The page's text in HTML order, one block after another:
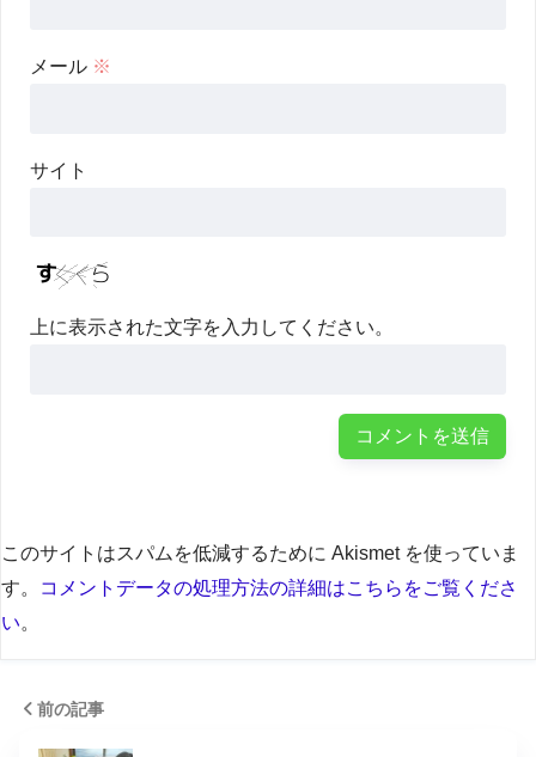
メール ※
サイト
上に表示された文字を入力してください。
このサイトはスパムを低減するために Akismet を使っていま
す。
コメントデータの処理方法の詳細はこちらをご覧くださ
い。
前の記事